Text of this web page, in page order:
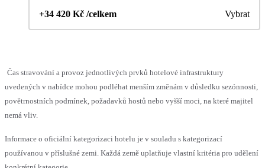
+34 420 Kč /celkem Vybrat
Čas stravování a provoz jednotlivých prvků hotelové infrastruktury
uvedených v nabídce mohou podléhat menším změnám v důsledku sezónnosti,
povětrnostních podmínek, požadavků hostů nebo vyšší moci, na které majitel
nemá vliv.
Informace o oficiální kategorizaci hotelu je v souladu s kategorizací
používanou v příslušné zemi. Každá země uplatňuje vlastní kritéria pro udělení